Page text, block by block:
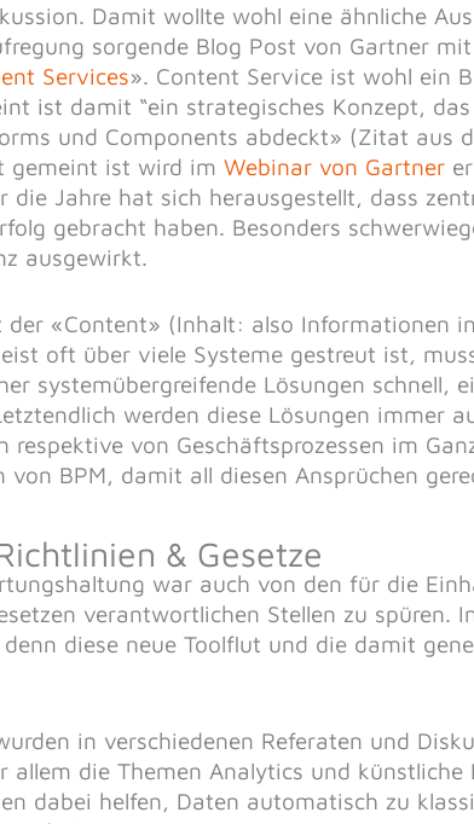
Damit wollte wohl eine ähnliche
sorgende Blog Post von Gartner
Services». Content Service ist wohl ein
ist damit “ein strategisches Konzept,
und Components abdeckt» (Zitat aus
gemeint ist wird im Webinar von Gartner
die Jahre hat sich herausgestellt, dass
gebracht haben. Besonders
ausgewirkt.
der «Content» (Inhalt: also Informationen
oft über viele Systeme gestreut ist,
systemübergreifende Lösungen schnell,
werden diese Lösungen immer
respektive von Geschäftsprozessen im
von BPM, damit all diesen Ansprüchen
& Gesetze
war auch von den für die
verantwortlichen Stellen zu spüren.
diese neue Toolflut und die damit
in verschiedenen Referaten und
allem die Themen Analytics und künstliche
dabei helfen, Daten automatisch zu